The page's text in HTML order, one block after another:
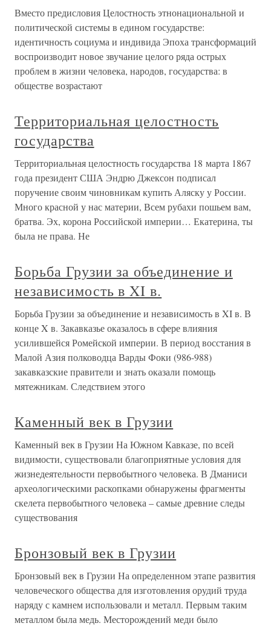
Вместо предисловия Целостность этнонациональной и
политической системы в едином государстве:
идентичность социума и индивида Эпоха трансформаций
воспроизводит новое звучание целого ряда острых
проблем в жизни человека, народов, государства: в
обществе возрастают
Территориальная целостность
государства
Территориальная целостность государства 18 марта 1867
года президент США Эндрю Джексон подписал
поручение своим чиновникам купить Аляску у России.
Много красной у нас материи, Всем рубахи пошьем вам,
братва. Эх, корона Российской империи… Екатерина, ты
была не права. Не
Борьба Грузии за объединение и
независимость в XI в.
Борьба Грузии за объединение и независимость в XI в. В
конце X в. Закавказье оказалось в сфере влияния
усилившейся Ромейской империи. В период восстания в
Малой Азия полководца Варды Фоки (986-988)
закавказские правители и знать оказали помощь
мятежникам. Следствием этого
Каменный век в Грузии
Каменный век в Грузии На Южном Кавказе, по всей
видимости, существовали благоприятные условия для
жизнедеятельности первобытного человека. В Дманиси
археологическими раскопками обнаружены фрагменты
скелета первобытного человека – самые древние следы
существования
Бронзовый век в Грузии
Бронзовый век в Грузии На определенном этапе развития
человеческого общества для изготовления орудий труда
наряду с камнем использовали и металл. Первым таким
металлом была медь. Месторождений меди было